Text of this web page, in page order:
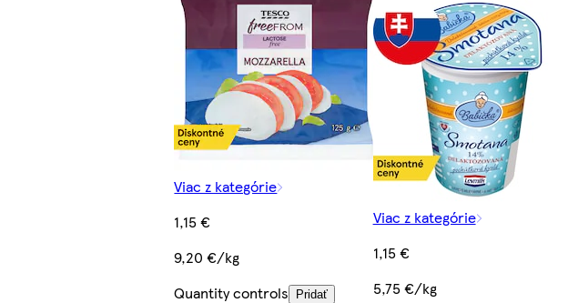
Viac z kategórie
1,15 €
9,20 €/kg
Quantity controls Pridať
Viac z kategórie
1,15 €
5,75 €/kg